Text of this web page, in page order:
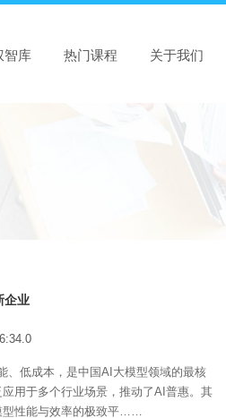
智库 热门课程 关于我们
企业
、低成本，是中国AI大模型领域的最核
用于多个行业场景，推动了AI普惠。其
型性能与效率的极致平……